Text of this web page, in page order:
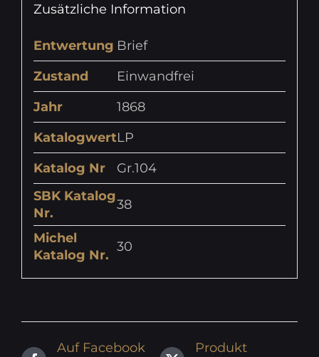
Zusätzliche Information
Entwertung Brief
Zustand
Einwandfrei
Jahr
1868
KatalogwertLP
Katalog Nr
Gr.104
SBK Katalog
Nr.
38
Michel
Katalog Nr.
30
Auf Facebook
Produkt